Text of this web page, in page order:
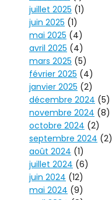
juillet 2025 (1)
juin 2025 (1)
mai 2025 (4)
avril 2025 (4)
mars 2025 (5)
février 2025 (4)
janvier 2025 (2)
décembre 2024 (5)
novembre 2024 (8)
octobre 2024 (2)
septembre 2024 (2)
août 2024 (1)
juillet 2024 (6)
juin 2024 (12)
mai 2024 (9)